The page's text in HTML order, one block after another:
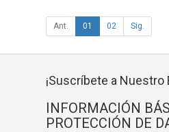
Ant. 01 02 Sig.
¡Suscríbete a Nuestro
INFORMACIÓN
PROTECCIÓN DE